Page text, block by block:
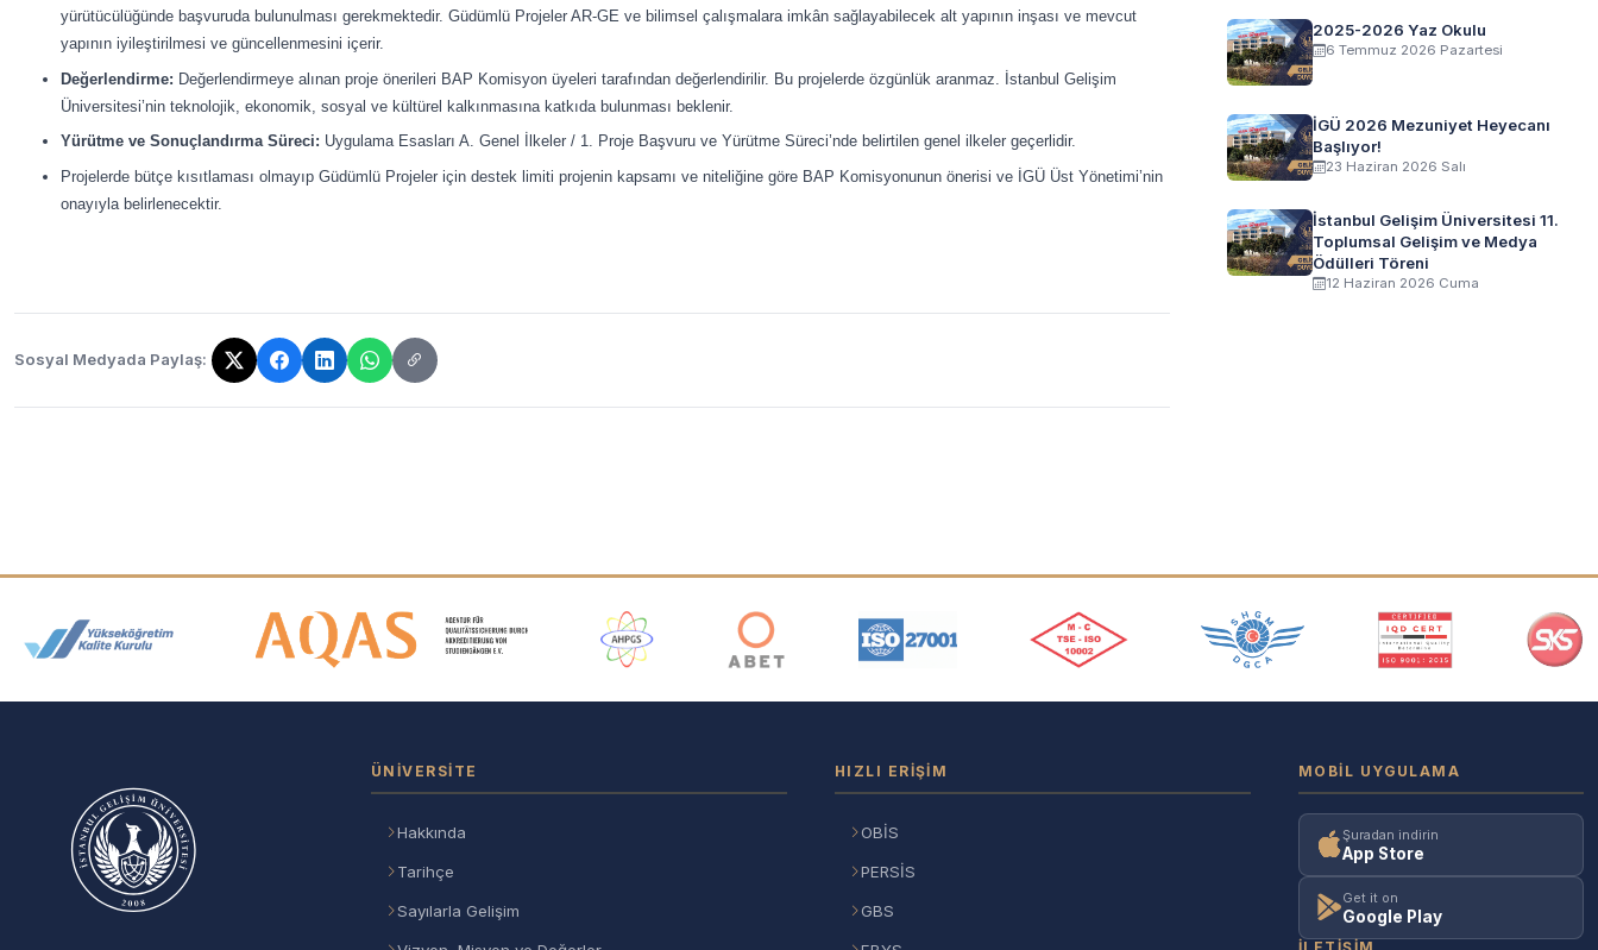
yürütücülüğünde başvuruda bulunulması gerekmektedir. Güdümlü Projeler AR-GE ve bilimsel çalışmalara imkân sağlayabilecek alt yapının inşası ve mevcut
yapının iyileştirilmesi ve güncellenmesini içerir.
Değerlendirme: Değerlendirmeye alınan proje önerileri BAP Komisyon üyeleri tarafından değerlendirilir. Bu projelerde özgünlük aranmaz. İstanbul Gelişim
Üniversitesi’nin teknolojik, ekonomik, sosyal ve kültürel kalkınmasına katkıda bulunması beklenir.
Yürütme ve Sonuçlandırma Süreci: Uygulama Esasları A. Genel İlkeler / 1. Proje Başvuru ve Yürütme Süreci’nde belirtilen genel ilkeler geçerlidir.
Projelerde bütçe kısıtlaması olmayıp Güdümlü Projeler için destek limiti projenin kapsamı ve niteliğine göre BAP Komisyonunun önerisi ve İGÜ Üst Yönetimi’nin
onayıyla belirlenecektir.
Sosyal Medyada Paylaş:
Bağlantı kopyalandı!
2025-2026 Yaz Okulu
6 Temmuz 2026 Pazartesi
İGÜ 2026 Mezuniyet Heyecanı
Başlıyor!
23 Haziran 2026 Salı
İstanbul Gelişim Üniversitesi 11.
Toplumsal Gelişim ve Medya
Ödülleri Töreni
12 Haziran 2026 Cuma
Akreditasyon ve Üyelik Logoları
ÜNIVERSITE
Hakkında
Tarihçe
Sayılarla Gelişim
HIZLI ERIŞIM
OBİS
PERSİS
GBS
MOBIL UYGULAMA
Şuradan indirin
App Store
Get it on
Google Play